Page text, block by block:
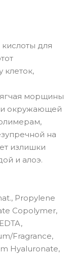
для
морщины
и окружающей
на
излишки
и алоэ.
Propylene
Copolymer,
Fragrance,
Hyaluronate,